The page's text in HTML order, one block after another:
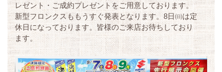
レゼント・ご成約プレゼントをご用意しております。
新型フロンクスももうすぐ発表となります。8日㈰は定
休日になっております。皆様のご来店お待ちしており
ます。